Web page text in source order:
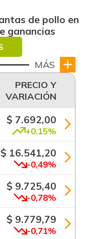
de pollo en
ganancias
MÁS
PRECIO Y
VARIACIÓN
$ 7.692,00
+0,15%
$ 16.541,20
-0,49%
$ 9.725,40
-0,78%
$ 9.779,79
-0,71%